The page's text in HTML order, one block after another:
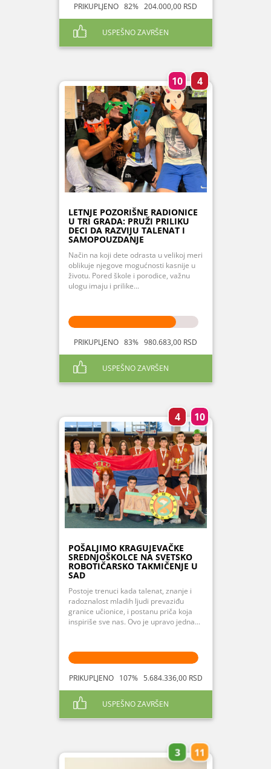
PRIKUPLJENO 82% 204.000,00 RSD
USPEŠNO ZAVRŠEN
10 4
LETNJE POZORIŠNE RADIONICE
U TRI GRADA: PRUŽI PRILIKU
DECI DA RAZVIJU TALENAT I
SAMOPOUZDANJE
Način na koji dete odrasta u velikoj meri
oblikuje njegove mogućnosti kasnije u
životu. Pored škole i porodice, važnu
ulogu imaju i prilike...
PRIKUPLJENO 83% 980.683,00 RSD
USPEŠNO ZAVRŠEN
4 10
POŠALJIMO KRAGUJEVAČKE
SREDNJOŠKOLCE NA SVETSKO
ROBOTIČARSKO TAKMIČENJE U
SAD
Postoje trenuci kada talenat, znanje i
radoznalost mladih ljudi prevaziđu
granice učionice, i postanu priča koja
inspiriše sve nas. Ovo je upravo jedna...
PRIKUPLJENO 107% 5.684.336,00 RSD
USPEŠNO ZAVRŠEN
3 11